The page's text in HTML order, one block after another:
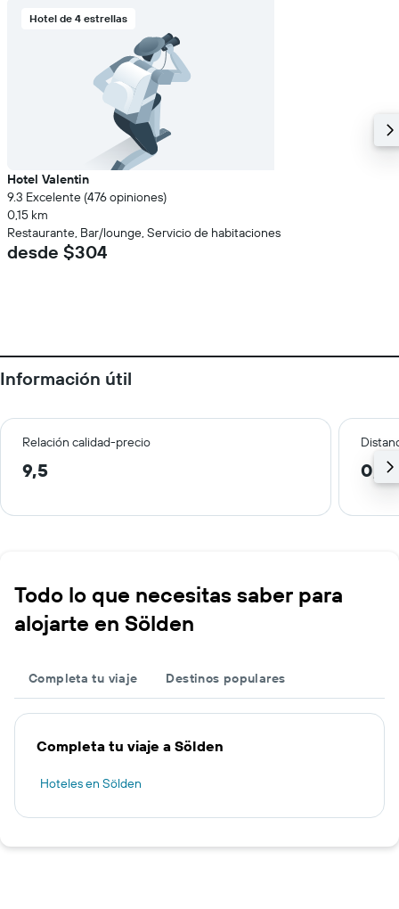
Hotel de 4 estrellas
Hotel Valentin
9.3 Excelente (476 opiniones)
0,15 km
Restaurante, Bar/lounge, Servicio de habitaciones
desde $304
Información útil
Relación calidad-precio
9,5 0,8
Todo lo que necesitas saber para
alojarte en Sölden
Completa tu viaje Destinos populares
Completa tu viaje a Sölden
Hoteles en Sölden